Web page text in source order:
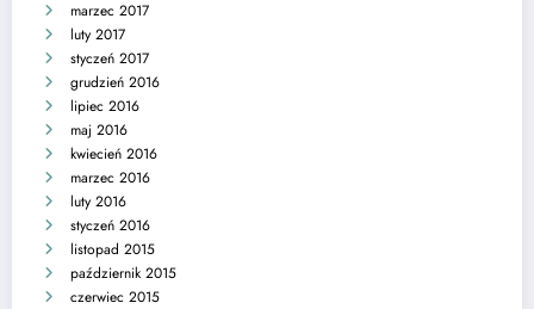
marzec 2017
luty 2017
styczeń 2017
grudzień 2016
lipiec 2016
maj 2016
kwiecień 2016
marzec 2016
luty 2016
styczeń 2016
listopad 2015
październik 2015
czerwiec 2015